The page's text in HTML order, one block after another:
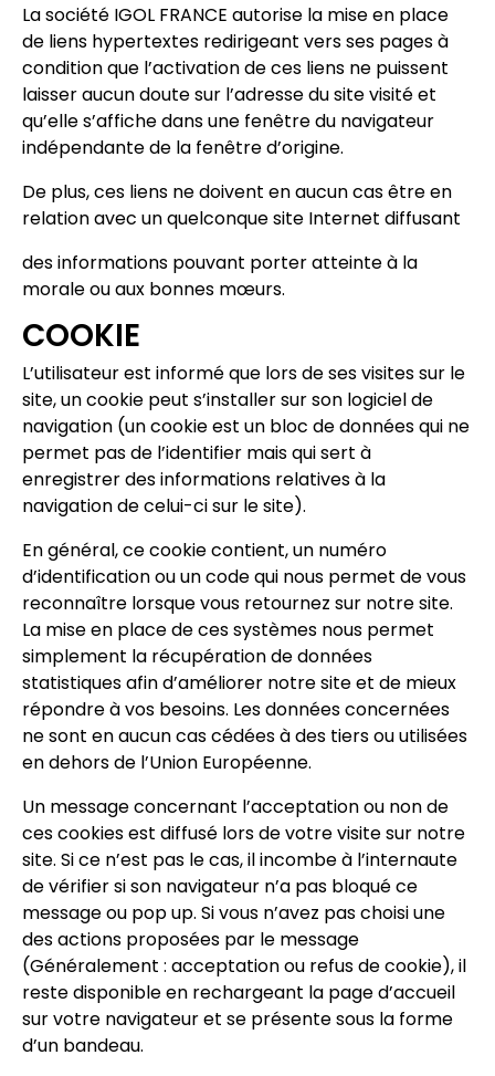
La société IGOL FRANCE autorise la mise en place
de liens hypertextes redirigeant vers ses pages à
condition que l’activation de ces liens ne puissent
laisser aucun doute sur l’adresse du site visité et
qu’elle s’affiche dans une fenêtre du navigateur
indépendante de la fenêtre d’origine.
De plus, ces liens ne doivent en aucun cas être en
relation avec un quelconque site Internet diffusant
des informations pouvant porter atteinte à la
morale ou aux bonnes mœurs.
COOKIE
L’utilisateur est informé que lors de ses visites sur le
site, un cookie peut s’installer sur son logiciel de
navigation (un cookie est un bloc de données qui ne
permet pas de l’identifier mais qui sert à
enregistrer des informations relatives à la
navigation de celui-ci sur le site).
En général, ce cookie contient, un numéro
d’identification ou un code qui nous permet de vous
reconnaître lorsque vous retournez sur notre site.
La mise en place de ces systèmes nous permet
simplement la récupération de données
statistiques afin d’améliorer notre site et de mieux
répondre à vos besoins. Les données concernées
ne sont en aucun cas cédées à des tiers ou utilisées
en dehors de l’Union Européenne.
Un message concernant l’acceptation ou non de
ces cookies est diffusé lors de votre visite sur notre
site. Si ce n’est pas le cas, il incombe à l’internaute
de vérifier si son navigateur n’a pas bloqué ce
message ou pop up. Si vous n’avez pas choisi une
des actions proposées par le message
(Généralement : acceptation ou refus de cookie), il
reste disponible en rechargeant la page d’accueil
sur votre navigateur et se présente sous la forme
d’un bandeau.